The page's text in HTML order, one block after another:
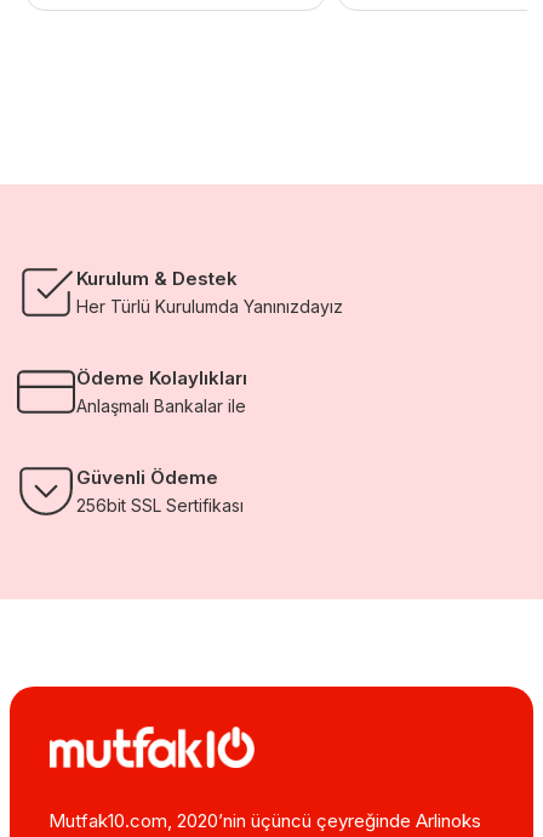
Kurulum & Destek
Her Türlü Kurulumda Yanınızdayız
Ödeme Kolaylıkları
Anlaşmalı Bankalar ile
Güvenli Ödeme
256bit SSL Sertifikası
Mutfak10.com, 2020’nin üçüncü çeyreğinde Arlinoks